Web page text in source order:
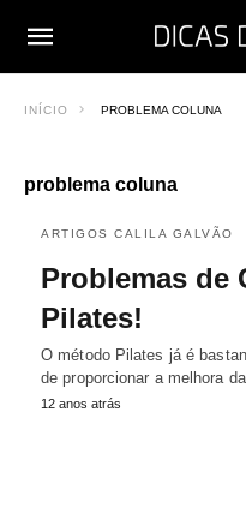
INÍCIO PROBLEMA COLUNA
problema coluna
ARTIGOS CALILA GALVÃO
Problemas de
Pilates!
O método Pilates já é
de proporcionar a melhora
12 anos atrás